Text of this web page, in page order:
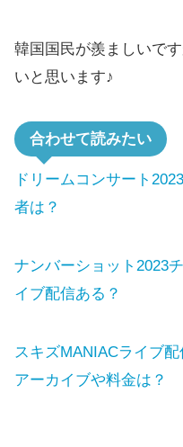
韓国国民が羨ましいで
いと思います♪
合わせて読みたい
ドリームコンサート
者は？
ナンバーショット2023
イブ配信ある？
スキズMANIACライブ
アーカイブや料金は？